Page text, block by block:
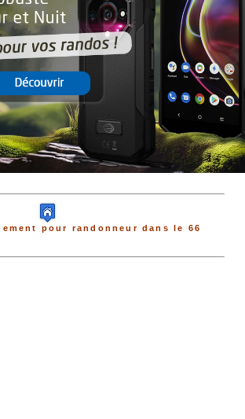
pour randonneur dans le 66